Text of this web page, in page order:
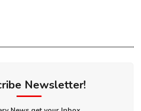
Newsletter!